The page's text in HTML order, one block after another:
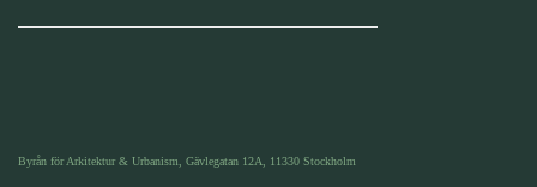
Byrån för Arkitektur & Urbanism, Gävlegatan 12A, 11330 Stockholm